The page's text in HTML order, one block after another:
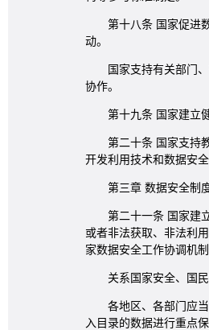
第十八条 国家促进
动。
国家支持有关部门
协作。
第十九条 国家建立
第二十条 国家支持
开发利用技术和数据安
第三章 数据安全制
第二十一条 国家建
或者非法获取、非法利
家数据安全工作协调机
关系国家安全、国
各地区、各部门应
入目录的数据进行重点保